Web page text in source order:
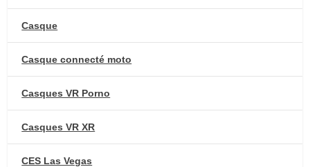
Casque
Casque connecté moto
Casques VR Porno
Casques VR XR
CES Las Vegas